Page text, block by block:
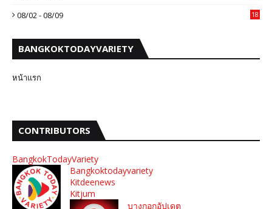
08/02 - 08/09 18
BANGKOKTODAYVARIETY
หน้าแรก
CONTRIBUTORS
BangkokTodayVariety
Bangkoktodayvariety
Kitdeenews
Kitjum
บางกอกอัปเดต